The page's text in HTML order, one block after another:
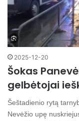
2025-12-20
Šokas
gelbėtojai
Šeštadienio rytą
Nevėžio upę